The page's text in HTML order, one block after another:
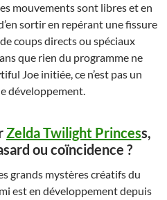
mouvements sont libres et en
sortir en repérant une fissure
coups directs ou spéciaux
que rien du programme ne
Joe initiée, ce n’est pas un
développement.
Zelda Twilight Princess,
ou coïncidence ?
grands mystères créatifs du
est en développement depuis